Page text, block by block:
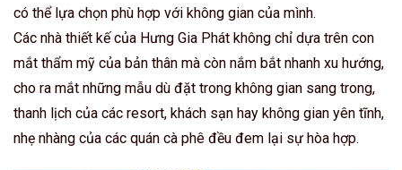
có thể lựa chọn phù hợp với không gian của mình.
Các nhà thiết kế của Hưng Gia Phát không chỉ dựa trên con
mắt thẩm mỹ của bản thân mà còn nắm bắt nhanh xu hướng,
cho ra mắt những mẫu dù đặt trong không gian sang trong,
thanh lịch của các resort, khách sạn hay không gian yên tĩnh,
nhẹ nhàng của các quán cà phê đều đem lại sự hòa hợp.